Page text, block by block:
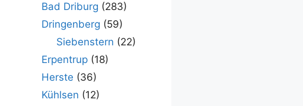
Bad Driburg (283)
Dringenberg (59)
Siebenstern (22)
Erpentrup(18)
Herste (36)
Kühlsen (12)